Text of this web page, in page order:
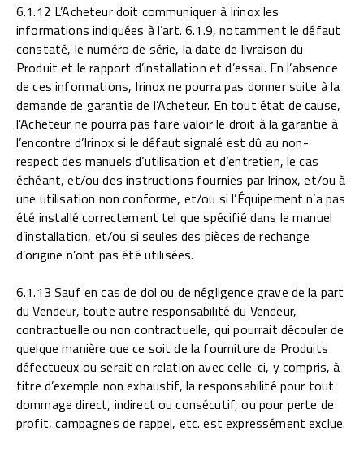
6.1.12 L’Acheteur doit communiquer à Irinox les
informations indiquées à l’art. 6.1.9, notamment le défaut
constaté, le numéro de série, la date de livraison du
Produit et le rapport d’installation et d’essai. En l’absence
de ces informations, Irinox ne pourra pas donner suite à la
demande de garantie de l’Acheteur. En tout état de cause,
l’Acheteur ne pourra pas faire valoir le droit à la garantie à
l’encontre d’Irinox si le défaut signalé est dû au non-
respect des manuels d’utilisation et d’entretien, le cas
échéant, et/ou des instructions fournies par Irinox, et/ou à
une utilisation non conforme, et/ou si l’Équipement n’a pas
été installé correctement tel que spécifié dans le manuel
d’installation, et/ou si seules des pièces de rechange
d’origine n’ont pas été utilisées.
6.1.13 Sauf en cas de dol ou de négligence grave de la part
du Vendeur, toute autre responsabilité du Vendeur,
contractuelle ou non contractuelle, qui pourrait découler de
quelque manière que ce soit de la fourniture de Produits
défectueux ou serait en relation avec celle-ci, y compris, à
titre d’exemple non exhaustif, la responsabilité pour tout
dommage direct, indirect ou consécutif, ou pour perte de
profit, campagnes de rappel, etc. est expressément exclue.